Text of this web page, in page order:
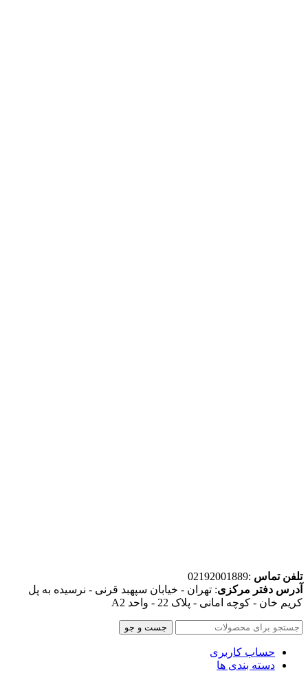
تلفن تماس :02192001889
آدرس دفتر مرکزی: تهران - خیابان سپهبد قرنی - نرسیده به پل
کریم خان - کوچه امانی - پلاک 22 - واحد A2
جست و جو
حساب کاربری
دسته بندی ها